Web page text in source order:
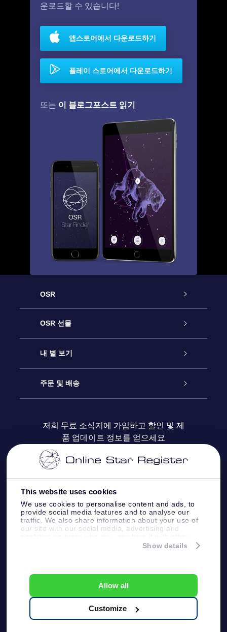
This website uses cookies
We use cookies to personalise content and ads, to
provide social media features and to analyse our
traffic. We also share information about your use of
our site with our social media, advertising and
information that you’ve provided to them or that
Show details
Allow all
Customize
운로드할 수 있습니다!
앱스토어에서 다운로드하기
플레이 스토어에서 다운로드하기
또는 이 블로그포스트 읽기
OSR
고객 서비스
연락처
블로그
OSR 선물
온라인 별 선물
OSR 선물 팩
OSR 상품권
기업 선물
내 별 보기
Star Register
맞춤 별 페이지
One Million Stars
Fly me to the stars VR 앱
주문 및 배송
결제 정보
배송 정보
환불 정책
별자리
저희 무료 소식지에 가입하고 할인 및 제
품 업데이트 정보를 얻으세요
고객 서비스:help@osr.org
일반 사용 약관
개인정보보호 정책
및 면책 조항